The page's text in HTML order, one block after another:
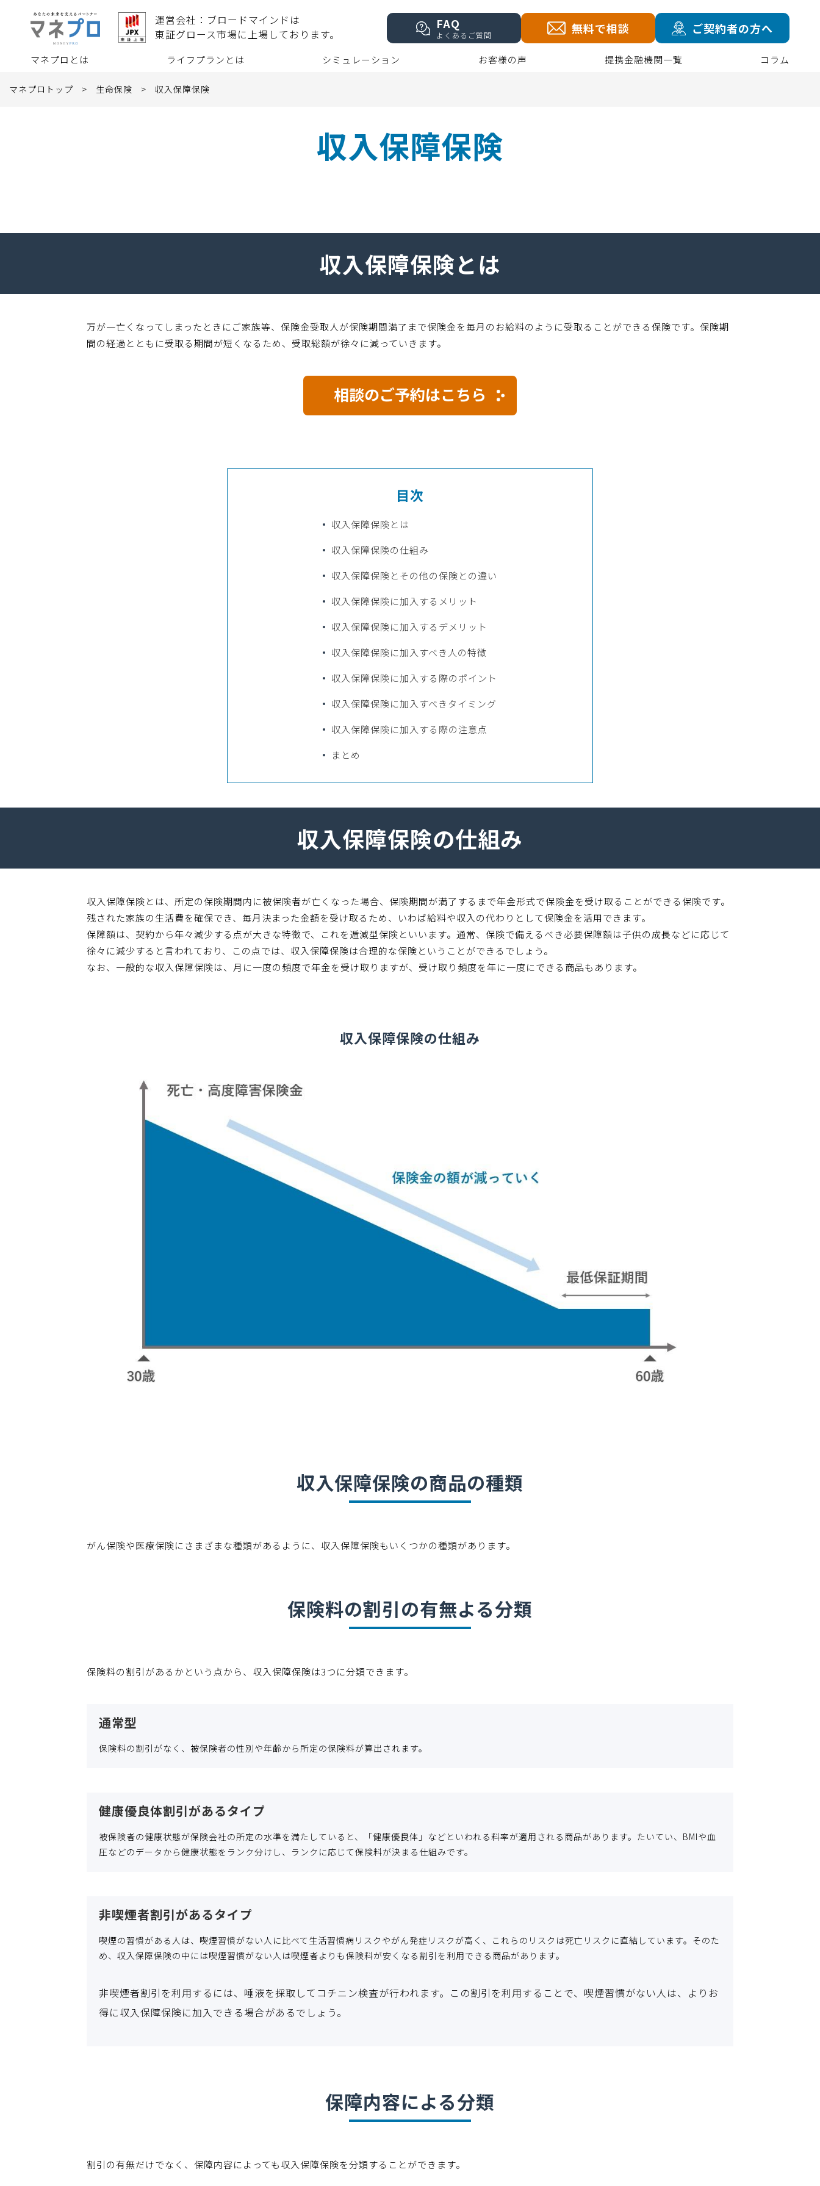
運営会社：ブロードマインドは
東証グロース市場に上場しております。
FAQ
よくあるご質問 無料で相談 ご契約者の方へ
マネプロとは ライフプランとは シミュレーション お客様の声 提携金融機関一覧 コラム
マネプロトップ > 生命保険 > 収入保障保険
収入保障保険
収入保障保険とは
万が一亡くなってしまったときにご家族等、保険金受取人が保険期間満了まで保険金を毎月のお給料のように受取ることができる保険です。保険期
間の経過とともに受取る期間が短くなるため、受取総額が徐々に減っていきます。
相談のご予約はこちら
目次
収入保障保険とは
収入保障保険の仕組み
収入保障保険とその他の保険との違い
収入保障保険に加入するメリット
収入保障保険に加入するデメリット
収入保障保険に加入すべき人の特徴
収入保障保険に加入する際のポイント
収入保障保険に加入すべきタイミング
収入保障保険に加入する際の注意点
まとめ
収入保障保険の仕組み
収入保障保険とは、所定の保険期間内に被保険者が亡くなった場合、保険期間が満了するまで年金形式で保険金を受け取ることができる保険です。
残された家族の生活費を確保でき、毎月決まった金額を受け取るため、いわば給料や収入の代わりとして保険金を活用できます。
保障額は、契約から年々減少する点が大きな特徴で、これを逓減型保険といいます。通常、保険で備えるべき必要保障額は子供の成長などに応じて
徐々に減少すると言われており、この点では、収入保障保険は合理的な保険ということができるでしょう。
なお、一般的な収入保障保険は、月に一度の頻度で年金を受け取りますが、受け取り頻度を年に一度にできる商品もあります。
収入保障保険の仕組み
収入保障保険の商品の種類
がん保険や医療保険にさまざまな種類があるように、収入保障保険もいくつかの種類があります。
保険料の割引の有無よる分類
保険料の割引があるかという点から、収入保障保険は3つに分類できます。
通常型
保険料の割引がなく、被保険者の性別や年齢から所定の保険料が算出されます。
健康優良体割引があるタイプ
被保険者の健康状態が保険会社の所定の水準を満たしていると、「健康優良体」などといわれる料率が適用される商品があります。たいてい、BMIや血
圧などのデータから健康状態をランク分けし、ランクに応じて保険料が決まる仕組みです。
非喫煙者割引があるタイプ
喫煙の習慣がある人は、喫煙習慣がない人に比べて生活習慣病リスクやがん発症リスクが高く、これらのリスクは死亡リスクに直結しています。そのた
め、収入保障保険の中には喫煙習慣がない人は喫煙者よりも保険料が安くなる割引を利用できる商品があります。
非喫煙者割引を利用するには、唾液を採取してコチニン検査が行われます。この割引を利用することで、喫煙習慣がない人は、よりお
得に収入保障保険に加入できる場合があるでしょう。
保障内容による分類
割引の有無だけでなく、保障内容によっても収入保障保険を分類することができます。